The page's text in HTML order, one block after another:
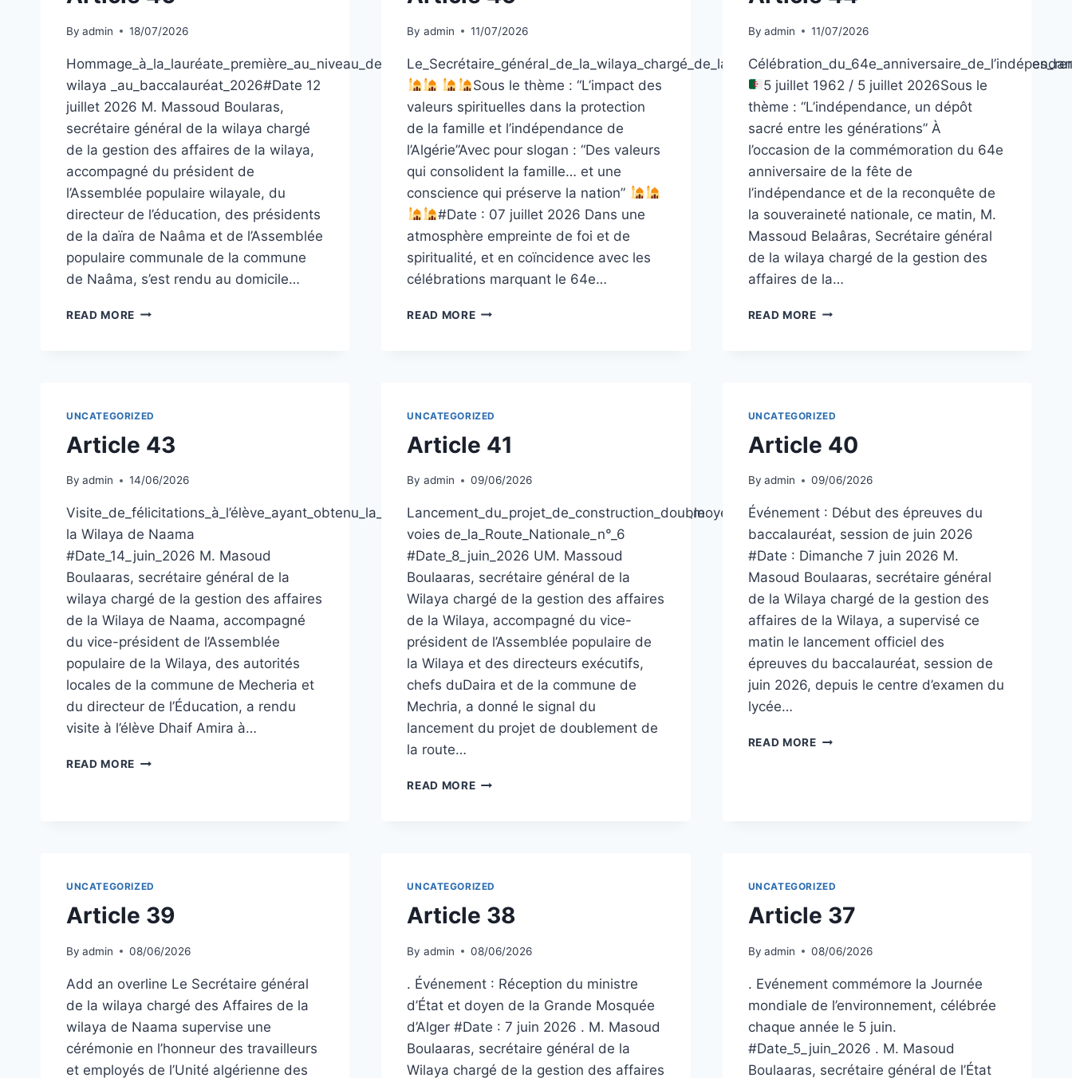
By admin 18/07/2026
Hommage_à_la_lauréate_première_au_niveau_de_la
wilaya _au_baccalauréat_2026#Date 12
juillet 2026 M. Massoud Boularas,
secrétaire général de la wilaya chargé
de la gestion des affaires de la wilaya,
accompagné du président de
l’Assemblée populaire wilayale, du
directeur de l’éducation, des présidents
de la daïra de Naâma et de l’Assemblée
populaire communale de la commune
de Naâma, s’est rendu au domicile…
READ MORE ARTICLE
By admin 11/07/2026
Sous le thème : “L’impact des
valeurs spirituelles dans la protection
de la famille et l’indépendance de
l’Algérie”Avec pour slogan : “Des valeurs
qui consolident la famille… et une
conscience qui préserve la nation”
#Date : 07 juillet 2026 Dans une
atmosphère empreinte de foi et de
spiritualité, et en coïncidence avec les
célébrations marquant le 64e…
READ MOREARTICLE
By admin 11/07/2026
5 juillet 1962 / 5 juillet 2026Sous le
thème : “L’indépendance, un dépôt
sacré entre les générations” À
l’occasion de la commémoration du 64e
anniversaire de la fête de
l’indépendance et de la reconquête de
la souveraineté nationale, ce matin, M.
Massoud Belaâras, Secrétaire général
de la wilaya chargé de la gestion des
affaires de la…
READ MOREARTICLE
UNCATEGORIZED
Article 43
By admin 14/06/2026
Visite_de_félicitations_à_l’élève_ayant_obtenu_la_meilleure_moyenne_au_Brevet_d’enseignement_moyen_au_niveau_de
la Wilaya de Naama
#Date_14_juin_2026 M. Masoud
Boulaaras, secrétaire général de la
wilaya chargé de la gestion des affaires
de la Wilaya de Naama, accompagné
du vice-président de l’Assemblée
populaire de la Wilaya, des autorités
locales de la commune de Mecheria et
du directeur de l’Éducation, a rendu
visite à l’élève Dhaif Amira à…
READ MORE ARTICLE
UNCATEGORIZED
Article 41
By admin 09/06/2026
Lancement_du_projet_de_construction_double
voies de_la_Route_Nationale_n°_6
#Date_8_juin_2026 UM. Massoud
Boulaaras, secrétaire général de la
Wilaya chargé de la gestion des affaires
de la Wilaya, accompagné du vice-
président de l’Assemblée populaire de
la Wilaya et des directeurs exécutifs,
chefs duDaira et de la commune de
Mechria, a donné le signal du
lancement du projet de doublement de
la route…
READ MOREARTICLE
UNCATEGORIZED
Article 40
By admin 09/06/2026
Événement : Début des épreuves du
baccalauréat, session de juin 2026
#Date : Dimanche 7 juin 2026 M.
Masoud Boulaaras, secrétaire général
de la Wilaya chargé de la gestion des
affaires de la Wilaya, a supervisé ce
matin le lancement officiel des
épreuves du baccalauréat, session de
juin 2026, depuis le centre d’examen du
lycée…
READ MOREARTICLE
UNCATEGORIZED
Article 39
By admin 08/06/2026
Add an overline Le Secrétaire général
de la wilaya chargé des Affaires de la
wilaya de Naama supervise une
cérémonie en l’honneur des travailleurs
et employés de l’Unité algérienne des
UNCATEGORIZED
Article 38
By admin 08/06/2026
. Événement : Réception du ministre
d’État et doyen de la Grande Mosquée
d’Alger #Date : 7 juin 2026 . M. Masoud
Boulaaras, secrétaire général de la
Wilaya chargé de la gestion des affaires
UNCATEGORIZED
Article 37
By admin 08/06/2026
. Evénement commémore la Journée
mondiale de l’environnement, célébrée
chaque année le 5 juin.
#Date_5_juin_2026 . M. Masoud
Boulaaras, secrétaire général de l’État